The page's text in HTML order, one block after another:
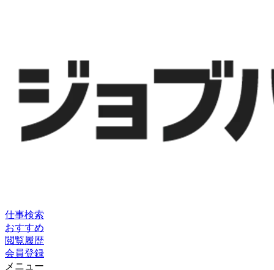
仕事検索
おすすめ
閲覧履歴
会員登録
メニュー